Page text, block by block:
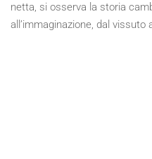
netta, si osserva la storia
all’immaginazione, dal vissuto